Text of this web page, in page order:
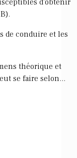
d'obtenir
de conduire et les
théorique et
se faire selon...